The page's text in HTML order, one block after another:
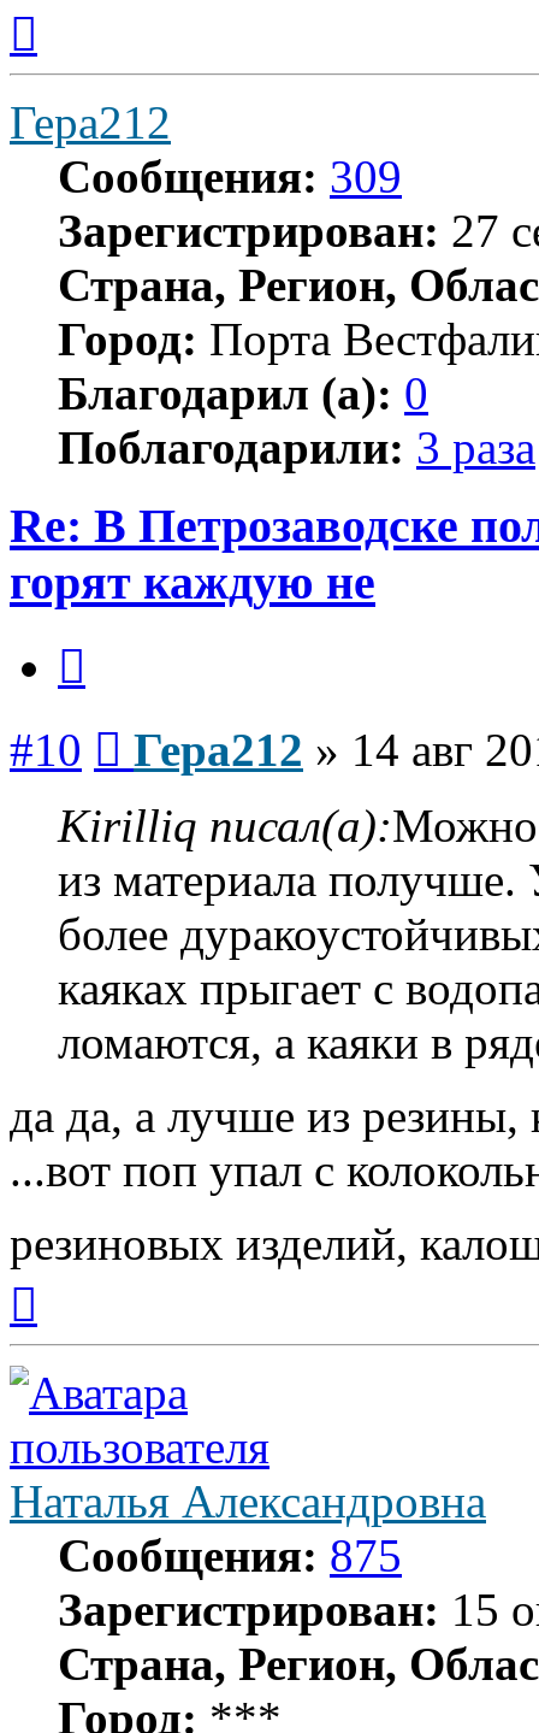
началу
Гера212
Сообщения: 309
Зарегистрирован: 27
Страна, Регион,
Город: Порта
Благодарил (а): 0
Поблагодарили: 3 раза
Re: В Петрозаводске
горят каждую не
#10 Гера212 » 14 авг
Kirilliq писал(а):Можно
из материала
более
каяках прыгает с
ломаются, а каяки в
да да, а лучше из резины,
...вот поп упал с
резиновых изделий,
началу
Наталья Александровна
Сообщения: 875
Зарегистрирован: 15
Страна, Регион,
Город: ***